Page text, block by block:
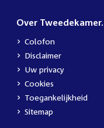
Over
Colofon
Disclaimer
Uw privacy
Cookies
Toegankelijkheid
Sitemap